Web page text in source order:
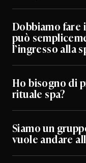
Dobbiamo fare
può
l’ingresso alla
Ho bisogno di
rituale spa?
Siamo un
vuole andare